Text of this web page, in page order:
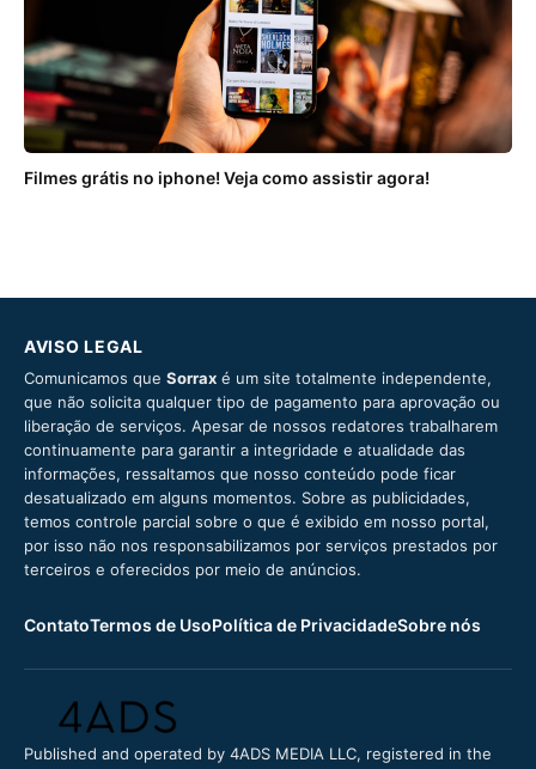
Filmes grátis no iphone! Veja como assistir agora!
AVISO LEGAL
Comunicamos que Sorrax é um site totalmente independente,
que não solicita qualquer tipo de pagamento para aprovação ou
liberação de serviços. Apesar de nossos redatores trabalharem
continuamente para garantir a integridade e atualidade das
informações, ressaltamos que nosso conteúdo pode ficar
desatualizado em alguns momentos. Sobre as publicidades,
temos controle parcial sobre o que é exibido em nosso portal,
por isso não nos responsabilizamos por serviços prestados por
terceiros e oferecidos por meio de anúncios.
ContatoTermos de UsoPolítica de PrivacidadeSobre nós
Published and operated by 4ADS MEDIA LLC, registered in the